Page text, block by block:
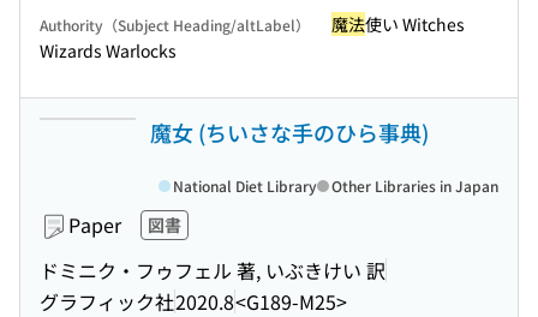
Authority（Subject Heading/altLabel） 魔法使い Witches
Wizards Warlocks
魔女 (ちいさな手のひら事典)
Paper 図書
ドミニク・フゥフェル 著, いぶきけい 訳
グラフィック社2020.8<G189-M25>
National Diet Library Other Libraries in Japan